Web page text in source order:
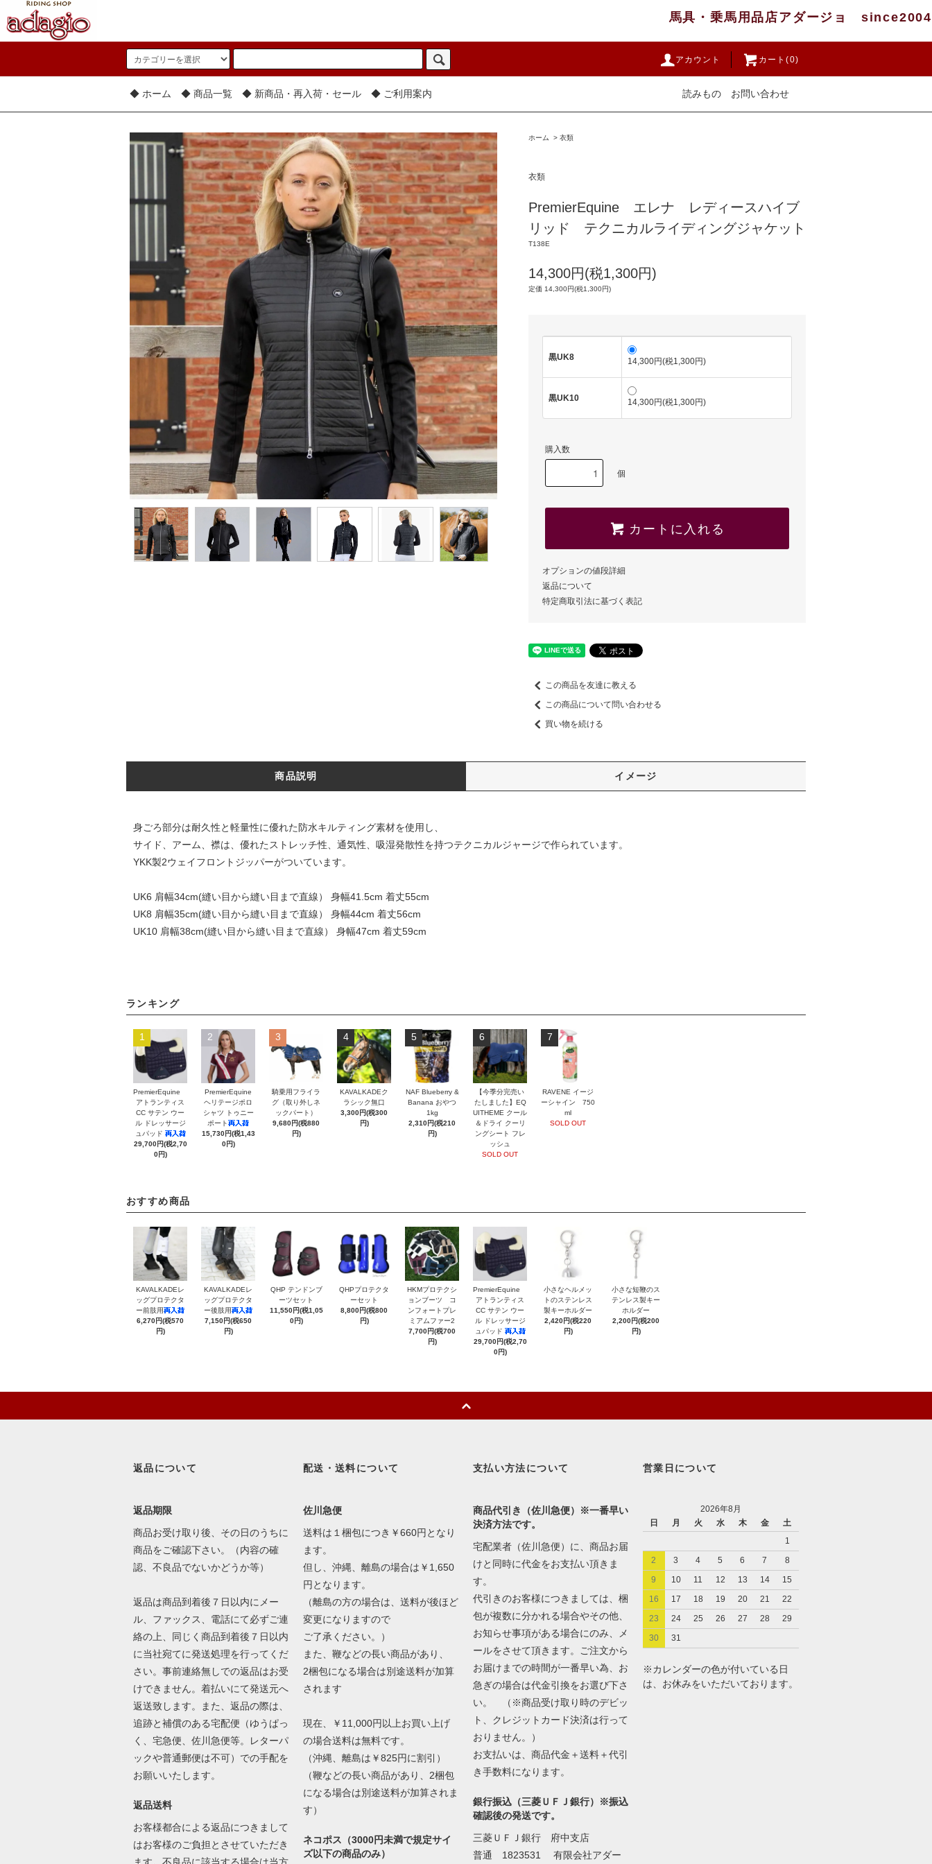
馬具・乗馬用品店アダージョ since2004
アカウント カート(0)
◆ ホーム ◆ 商品一覧 ◆ 新商品・再入荷・セール ◆ ご利用案内 読みもの お問い合わせ
ホーム > 衣類
衣類
PremierEquine エレナ レディースハイブ
リッド テクニカルライディングジャケット
T138E
14,300円(税1,300円)
定価 14,300円(税1,300円)
黒UK8 14,300円(税1,300円)
黒UK10 14,300円(税1,300円)
購入数
個
カートに入れる
オプションの値段詳細
返品について
特定商取引法に基づく表記
この商品を友達に教える
この商品について問い合わせる
買い物を続ける
商品説明 イメージ
身ごろ部分は耐久性と軽量性に優れた防水キルティング素材を使用し、
サイド、アーム、襟は、優れたストレッチ性、通気性、吸湿発散性を持つテクニカルジャージで作られています。
YKK製2ウェイフロントジッパーがついています。
UK6 肩幅34cm(縫い目から縫い目まで直線） 身幅41.5cm 着丈55cm
UK8 肩幅35cm(縫い目から縫い目まで直線） 身幅44cm 着丈56cm
UK10 肩幅38cm(縫い目から縫い目まで直線） 身幅47cm 着丈59cm
ランキング
1
PremierEquine
アトランティス
CC サテン ウー
ル ドレッサージ
ュパッド
29,700円(税2,70
0円)
2
PremierEquine
ヘリテージポロ
シャツ トゥニー
ポート
15,730円(税1,43
0円)
3
騎乗用フライラ
グ（取り外しネ
ックパート）
9,680円(税880
円)
4
KAVALKADEク
ラシック無口
3,300円(税300
円)
5
NAF Blueberry &
Banana おやつ
1kg
2,310円(税210
円)
6
【今季分完売い
たしました】EQ
UITHEME クール
＆ドライ クーリ
ングシート フレ
ッシュ
SOLD OUT
7
RAVENE イージ
ーシャイン 750
ml
SOLD OUT
おすすめ商品
KAVALKADEレ
ッグプロテクタ
ー前肢用
6,270円(税570
円)
KAVALKADEレ
ッグプロテクタ
ー後肢用
7,150円(税650
円)
QHP テンドンブ
ーツセット
11,550円(税1,05
0円)
QHPプロテクタ
ーセット
8,800円(税800
円)
HKMプロテクシ
ョンブーツ コ
ンフォートプレ
ミアムファー2
7,700円(税700
円)
PremierEquine
アトランティス
CC サテン ウー
ル ドレッサージ
ュパッド
29,700円(税2,70
0円)
小さなヘルメッ
トのステンレス
製キーホルダー
2,420円(税220
円)
小さな短鞭のス
テンレス製キー
ホルダー
2,200円(税200
円)
返品について
返品期限
商品お受け取り後、その日のうちに
商品をご確認下さい。（内容の確
認、不良品でないかどうか等）
返品は商品到着後７日以内にメー
ル、ファックス、電話にて必ずご連
絡の上、同じく商品到着後７日以内
に当社宛てに発送処理を行ってくだ
さい。事前連絡無しでの返品はお受
けできません。着払いにて発送元へ
返送致します。また、返品の際は、
追跡と補償のある宅配便（ゆうぱっ
く、宅急便、佐川急便等。レターパ
ックや普通郵便は不可）での手配を
お願いいたします。
返品送料
お客様都合による返品につきまして
はお客様のご負担とさせていただき
ます。不良品に該当する場合は当方
配送・送料について
佐川急便
送料は１梱包につき￥660円となり
ます。
但し、沖縄、離島の場合は￥1,650
円となります。
（離島の方の場合は、送料が後ほど
変更になりますので
ご了承ください。）
また、鞭などの長い商品があり、
2梱包になる場合は別途送料が加算
されます
現在、￥11,000円以上お買い上げ
の場合送料は無料です。
（沖縄、離島は￥825円に割引）
（鞭などの長い商品があり、2梱包
になる場合は別途送料が加算されま
す）
ネコポス（3000円未満で規定サイ
ズ以下の商品のみ）
支払い方法について
商品代引き（佐川急便）※一番早い
決済方法です。
宅配業者（佐川急便）に、商品お届
けと同時に代金をお支払い頂きま
す。
代引きのお客様につきましては、梱
包が複数に分かれる場合やその他、
お知らせ事項がある場合にのみ、メ
ールをさせて頂きます。ご注文から
お届けまでの時間が一番早い為、お
急ぎの場合は代金引換をお選び下さ
い。 （※商品受け取り時のデビッ
ト、クレジットカード決済は行って
おりません。）
お支払いは、商品代金＋送料＋代引
き手数料になります。
銀行振込（三菱ＵＦＪ銀行）※振込
確認後の発送です。
三菱ＵＦＪ銀行 府中支店
普通 1823531 有限会社アダー
営業日について
2026年8月
日
月 火 水 木 金
土
1
2
3 4 5 6 7
8
9
10 11 12 13 14
15
16
17 18 19 20 21
22
23
24 25 26 27 28
29
30
31
※カレンダーの色が付いている日
は、お休みをいただいております。